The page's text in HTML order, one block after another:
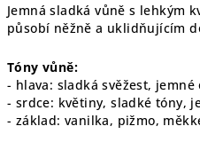
Jemná sladká vůně s lehkým
působí něžně a uklidňujícím
Tóny vůně:
- hlava: sladká svěžest, jemné
- srdce: květiny, sladké tóny,
- základ: vanilka, pižmo,